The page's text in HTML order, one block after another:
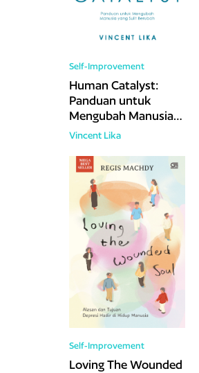
Self-Improvement
Human Catalyst:
Panduan untuk
Mengubah Manusia
yang Sulit Berubah
Vincent Lika
Self-Improvement
Loving The Wounded